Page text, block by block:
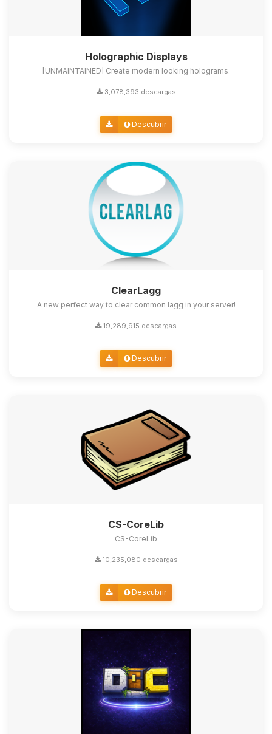
Holographic Displays
[UNMAINTAINED] Create modern looking holograms.
3,078,393 descargas
Descubrir
ClearLagg
A new perfect way to clear common lagg in your server!
19,289,915 descargas
Descubrir
CS-CoreLib
CS-CoreLib
10,235,080 descargas
Descubrir